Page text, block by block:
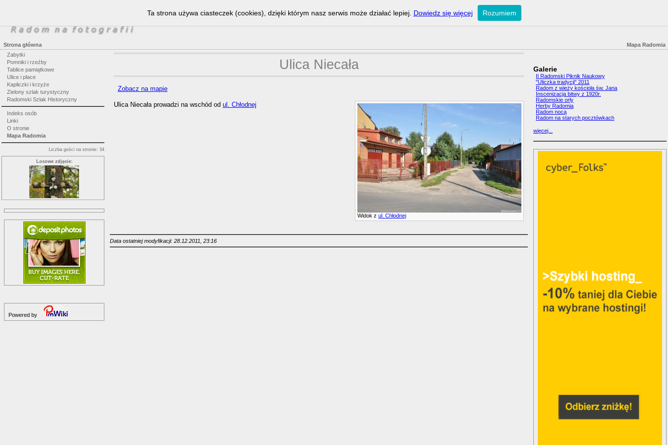
Mapa Radomia
Strona główna
Zabytki
Pomniki i rzeźby
Tablice pamiątkowe
Ulice i place
Kapliczki i krzyże
Zielony szlak turystyczny
Radomski Szlak Historyczny
Indeks osób
Linki
O stronie
Mapa Radomia
Liczba gości na stronie: 34
Losowe zdjęcie:
Powered by
Ulica Niecała
Zobacz na mapie
Widok zul. Chłodnej
Ulica Niecała prowadzi na wschód od ul. Chłodnej
Data ostatniej modyfikacji: 28.12.2011, 23:16
Galerie
II Radomski Piknik Naukowy
"Uliczka tradycji" 2011
Radom z wieży kościoła św. Jana
Inscenizacja bitwy z 1920r.
Radomskie orły
Herby Radomia
Radom nocą
Radom na starych pocztówkach
więcej...
Ta strona używa ciasteczek (cookies), dzięki którym nasz serwis może działać lepiej. Dowiedz się więcej Rozumiem